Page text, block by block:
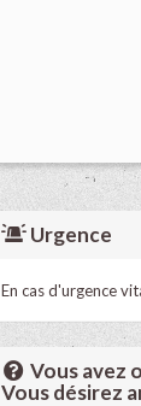
Urgence
En cas d'urgence
Vous avez
Vous désirez